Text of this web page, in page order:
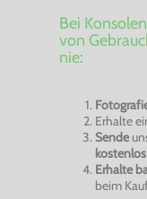
Bei
von
nie:
Erhalte
Sende
kostenlos
Erhalte
beim